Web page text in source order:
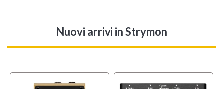
Nuovi arrivi in Strymon